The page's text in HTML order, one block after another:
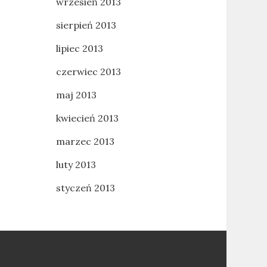
sierpień 2013
lipiec 2013
czerwiec 2013
maj 2013
kwiecień 2013
marzec 2013
luty 2013
styczeń 2013